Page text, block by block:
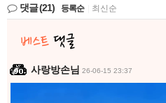
댓글(21) 등록순 최신순
사랑방손님 26-06-15 23:37